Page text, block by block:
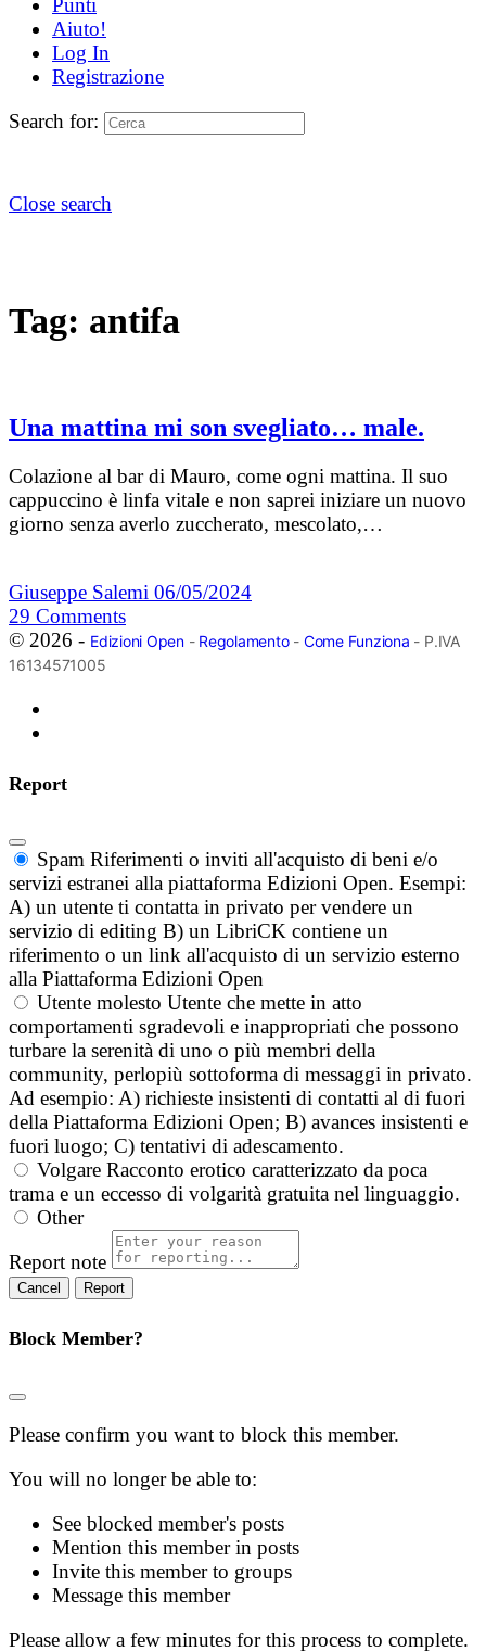
Punti
Aiuto!
Log In
Registrazione
Search for:
Close search
Tag: antifa
Una mattina mi son svegliato… male.
Colazione al bar di Mauro, come ogni mattina. Il suo
cappuccino è linfa vitale e non saprei iniziare un nuovo
giorno senza averlo zuccherato, mescolato,…
Giuseppe Salemi 06/05/2024
29 Comments
© 2026 - Edizioni Open- Regolamento- Come Funziona - P.IVA
16134571005
Report
Spam Riferimenti o inviti all'acquisto di beni e/o
servizi estranei alla piattaforma Edizioni Open. Esempi:
A) un utente ti contatta in privato per vendere un
servizio di editing B) un LibriCK contiene un
riferimento o un link all'acquisto di un servizio esterno
alla Piattaforma Edizioni Open
Utente molesto Utente che mette in atto
comportamenti sgradevoli e inappropriati che possono
turbare la serenità di uno o più membri della
community, perlopiù sottoforma di messaggi in privato.
Ad esempio: A) richieste insistenti di contatti al di fuori
della Piattaforma Edizioni Open; B) avances insistenti e
fuori luogo; C) tentativi di adescamento.
Volgare Racconto erotico caratterizzato da poca
trama e un eccesso di volgarità gratuita nel linguaggio.
Other
Report note
Report
Block Member?
Please confirm you want to block this member.
You will no longer be able to:
See blocked member's posts
Mention this member in posts
Invite this member to groups
Message this member
Please allow a few minutes for this process to complete.